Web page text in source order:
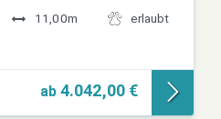
11,00m erlaubt
ab 4.042,00 €